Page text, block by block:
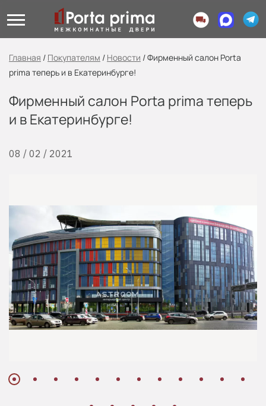
Главная / Покупателям / Новости /Фирменный салон Porta
prima теперь и в Екатеринбурге!
Фирменный салон Porta prima теперь
и в Екатеринбурге!
08 / 02 / 2021